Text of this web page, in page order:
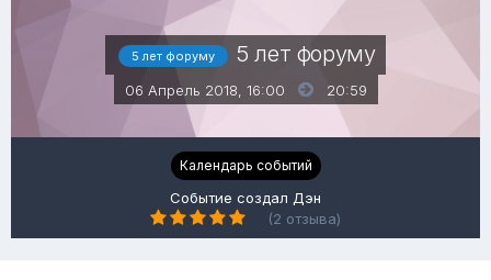
5 лет форуму 5 лет форуму
06 Апрель 2018, 16:00 20:59
Календарь событий
Событие создал Дэн
(2 отзыва)